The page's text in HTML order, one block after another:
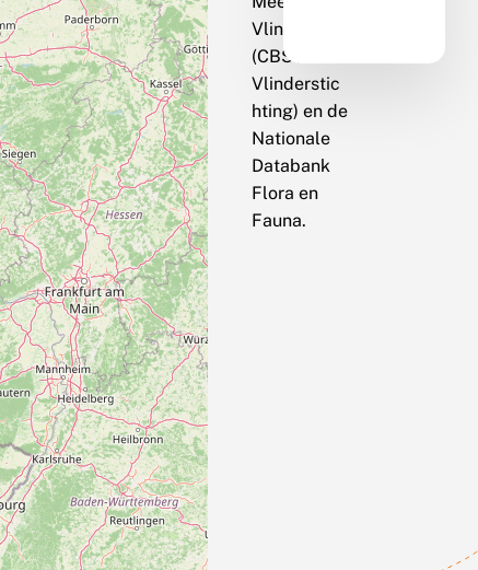
Vlinders
(CBS / De
Vlinderstic
hting) en de
Nationale
Databank
Flora en
Fauna.